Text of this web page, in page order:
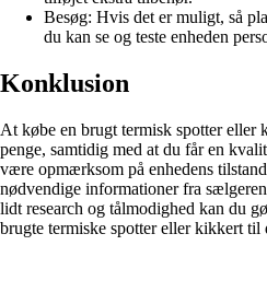
Besøg: Hvis det er muligt, så
du kan se og teste enheden
Konklusion
At købe en brugt termisk spotter eller
penge, samtidig med at du får en
være opmærksom på enhedens
nødvendige informationer fra
lidt research og tålmodighed kan du
brugte termiske spotter eller kikkert til